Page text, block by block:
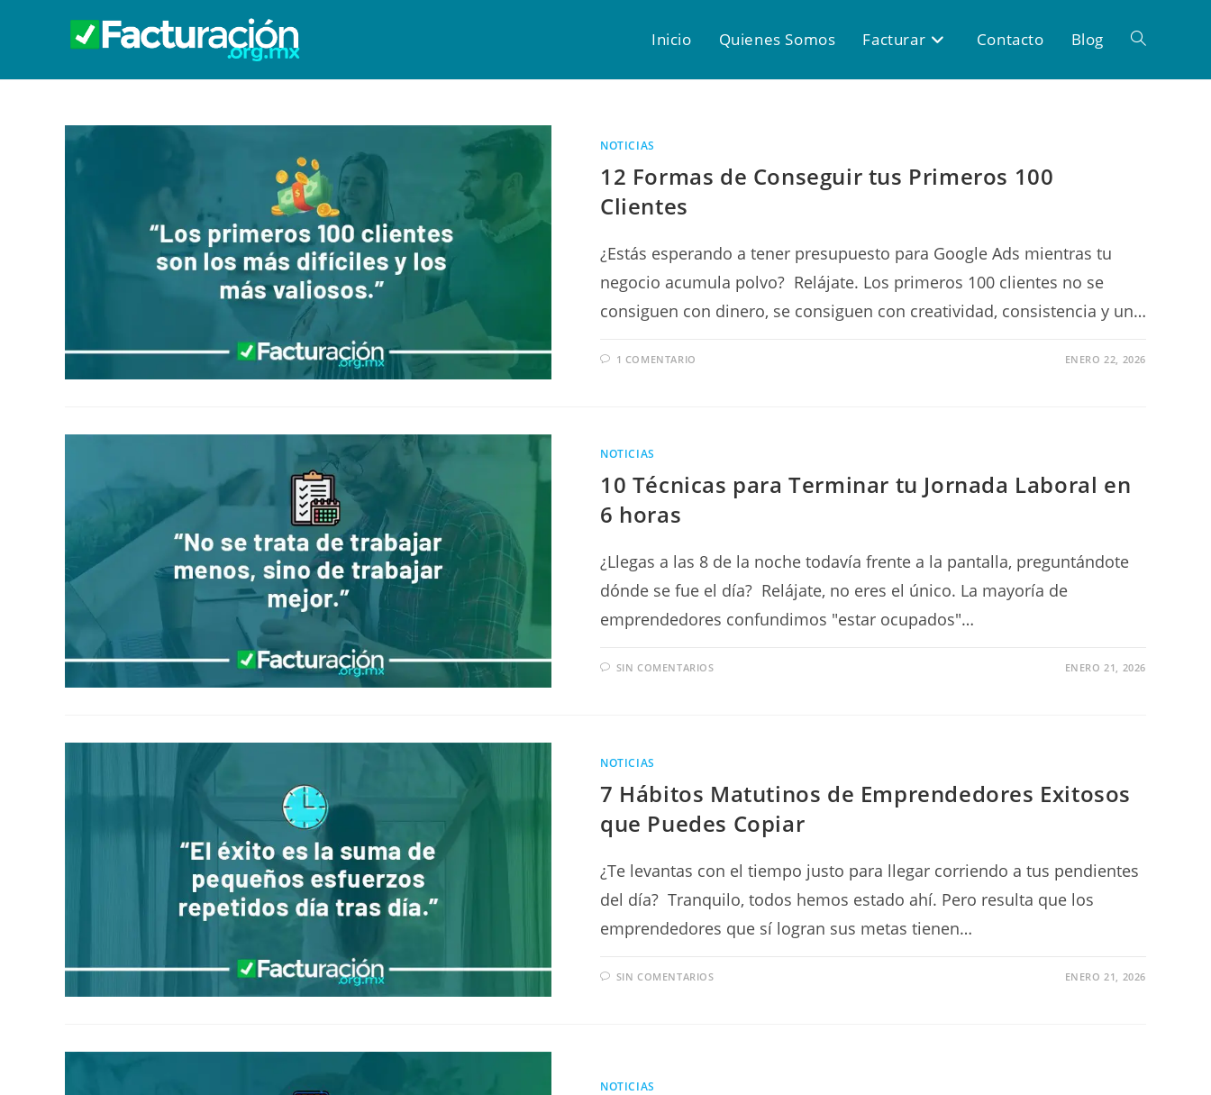
Inicio Quienes Somos Facturar Contacto Blog
NOTICIAS
12 Formas de Conseguir tus Primeros 100
Clientes
¿Estás esperando a tener presupuesto para Google Ads mientras tu
negocio acumula polvo? Relájate. Los primeros 100 clientes no se
consiguen con dinero, se consiguen con creatividad, consistencia y un…
1 COMENTARIO ENERO 22, 2026
NOTICIAS
10 Técnicas para Terminar tu Jornada Laboral en
6 horas
¿Llegas a las 8 de la noche todavía frente a la pantalla, preguntándote
dónde se fue el día? Relájate, no eres el único. La mayoría de
emprendedores confundimos "estar ocupados"…
SIN COMENTARIOS ENERO 21, 2026
NOTICIAS
7 Hábitos Matutinos de Emprendedores Exitosos
que Puedes Copiar
¿Te levantas con el tiempo justo para llegar corriendo a tus pendientes
del día? Tranquilo, todos hemos estado ahí. Pero resulta que los
emprendedores que sí logran sus metas tienen…
SIN COMENTARIOS ENERO 21, 2026
NOTICIAS